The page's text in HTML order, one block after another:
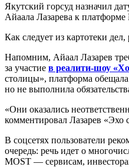
Якутский горсуд назначил
Айаала Лазарева к платформе
Как следует из картотеки
Напомним, Айаал Лазарев
за участие в реалити-шоу
столицы», платформа
но не выполнила
«Они оказались
комментировал Лазарев «Эхо
В соцсетях пользователи
очередь: речь идет о
MOST — сервисам,